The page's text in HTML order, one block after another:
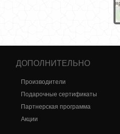
ДОПОЛНИТЕЛЬНО
Производители
Подарочные сертификаты
Партнерская программа
Акции